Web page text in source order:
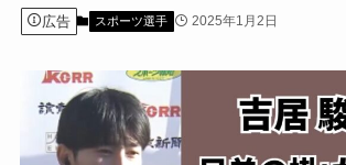
広告 スポーツ選手 2025年1月2日